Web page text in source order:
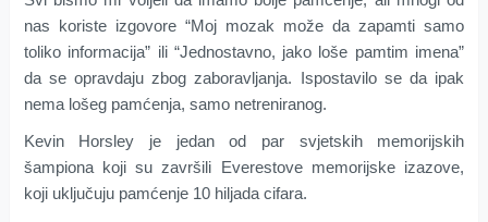
nas koriste izgovore “Moj mozak može da zapamti samo
toliko informacija” ili “Jednostavno, jako loše pamtim imena”
da se opravdaju zbog zaboravljanja. Ispostavilo se da ipak
nema lošeg pamćenja, samo netreniranog.
Kevin Horsley je jedan od par svjetskih memorijskih
šampiona koji su završili Everestove memorijske izazove,
koji uključuju pamćenje 10 hiljada cifara.